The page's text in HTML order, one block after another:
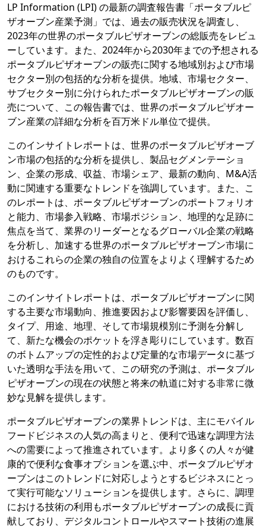
LP Information (LPI) の最新の調査報告書「ポータブルピ
ザオーブン産業予測」では、過去の販売状況を調査し、
2023年の世界のポータブルピザオーブンの総販売をレビュ
ーしています。また、2024年から2030年までの予想される
ポータブルピザオーブンの販売に関する地域別および市場
セクター別の包括的な分析を提供。地域、市場セクター、
サブセクター別に分けられたポータブルピザオーブンの販
売について、この報告書では、世界のポータブルピザオー
ブン産業の詳細な分析を百万米ドル単位で提供。
このインサイトレポートは、世界のポータブルピザオーブ
ン市場の包括的な分析を提供し、製品セグメンテーショ
ン、企業の形成、収益、市場シェア、最新の動向、M&A活
動に関連する重要なトレンドを強調しています。また、こ
のレポートは、ポータブルピザオーブンのポートフォリオ
と能力、市場参入戦略、市場ポジション、地理的な足跡に
焦点を当て、業界のリーダーとなるグローバル企業の戦略
を分析し、加速する世界のポータブルピザオーブン市場に
おけるこれらの企業の独自の位置をよりよく理解するため
のものです。
このインサイトレポートは、ポータブルピザオーブンに関
する主要な市場動向、推進要因および影響要因を評価し、
タイプ、用途、地理、そして市場規模別に予測を分解し
て、新たな機会のポケットを浮き彫りにしています。数百
のボトムアップの定性的および定量的な市場データに基づ
いた透明な手法を用いて、この研究の予測は、ポータブル
ピザオーブンの現在の状態と将来の軌道に対する非常に微
妙な見解を提供します。
ポータブルピザオーブンの業界トレンドは、主にモバイル
フードビジネスの人気の高まりと、便利で迅速な調理方法
への需要によって推進されています。より多くの人々が健
康的で便利な食事オプションを選ぶ中、ポータブルピザオ
ーブンはこのトレンドに対応しようとするビジネスにとっ
て実行可能なソリューションを提供します。さらに、調理
における技術の利用もポータブルピザオーブンの成長に貢
献しており、デジタルコントロールやスマート技術の進展